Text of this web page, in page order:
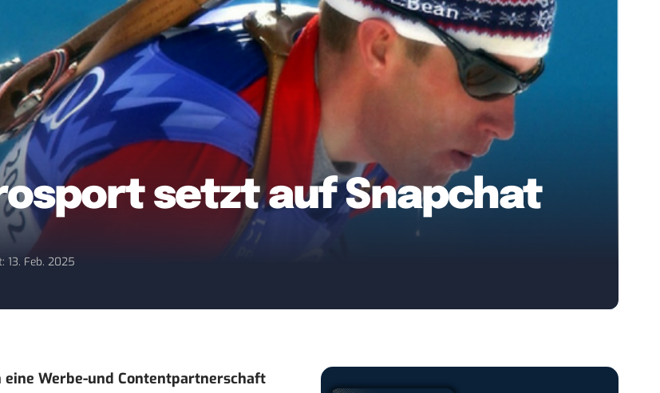
setzt auf Snapchat
13. Feb. 2025
eine Werbe-und Contentpartnerschaft